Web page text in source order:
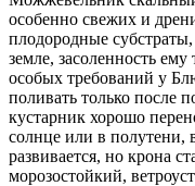
особенно свежих и
плодородные
земле, засоленность
особых требований у
поливать только после
кустарник хорошо
солнце или в полутени,
развивается, но крона
морозостойкий,